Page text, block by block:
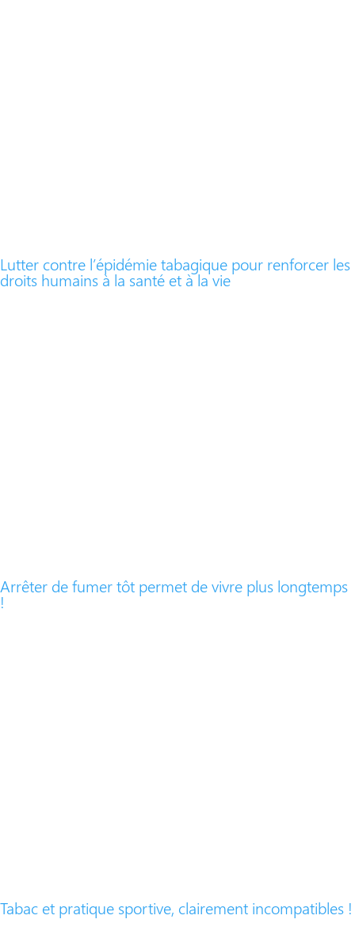
Lutter contre l’épidémie tabagique pour renforcer les
droits humains à la santé et à la vie
Arrêter de fumer tôt permet de vivre plus longtemps
!
Tabac et pratique sportive, clairement incompatibles !